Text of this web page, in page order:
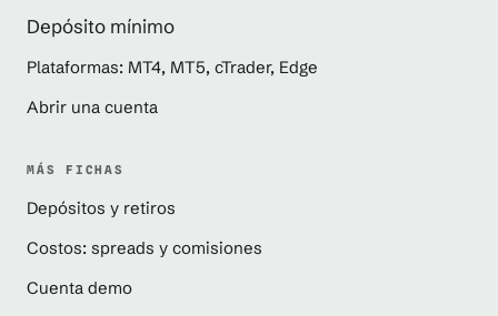
Depósito mínimo
Plataformas: MT4, MT5, cTrader, Edge
Abrir una cuenta
MÁS FICHAS
Depósitos y retiros
Costos: spreads y comisiones
Cuenta demo